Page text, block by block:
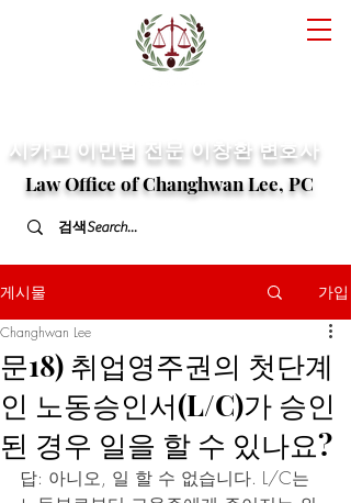
​시카고 이민법 전문 이창환 변호사
Law Office of Changhwan Lee, PC
게시물 가입
문18) 취업영주권의 첫단계
인 노동승인서(L/C)가 승인
된 경우 일을 할 수 있나요?
Changhwan Lee
답: 아니오, 일 할 수 없습니다. L/C는